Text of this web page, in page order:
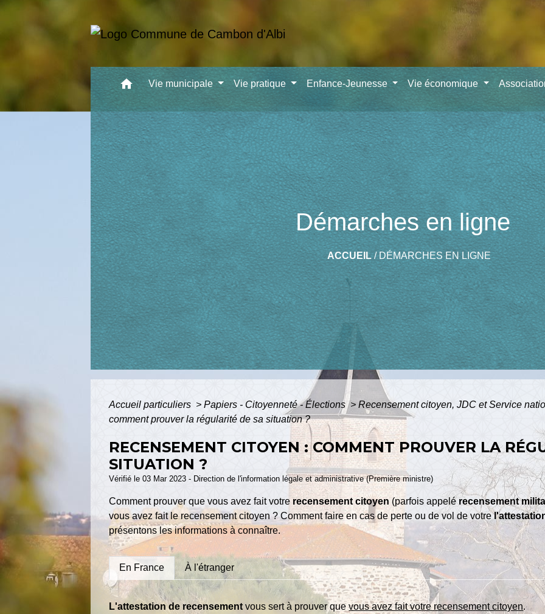
home Vie municipale Vie pratique Enfance-Jeunesse Vie économique
Démarches en ligne
ACCUEIL/ DÉMARCHES EN LIGNE
Accueil particuliers > Papiers - Citoyenneté - Élections> Recensement citoyen, JDC et Service
comment prouver la régularité de sa situation ?
RECENSEMENT CITOYEN : COMMENT PROUVER LA
SITUATION ?
Vérifié le 03 Mar 2023 - Direction de l'information légale et administrative (Première ministre)
Comment prouver que vous avez fait votrerecensement citoyen (parfois appelérecensement
vous avez fait le recensement citoyen ? Comment faire en cas de perte ou de vol de votre
présentons les informations à connaître.
En France À l'étranger
L'attestation de recensementvous sert à prouver quevous avez fait votre recensement citoyen.